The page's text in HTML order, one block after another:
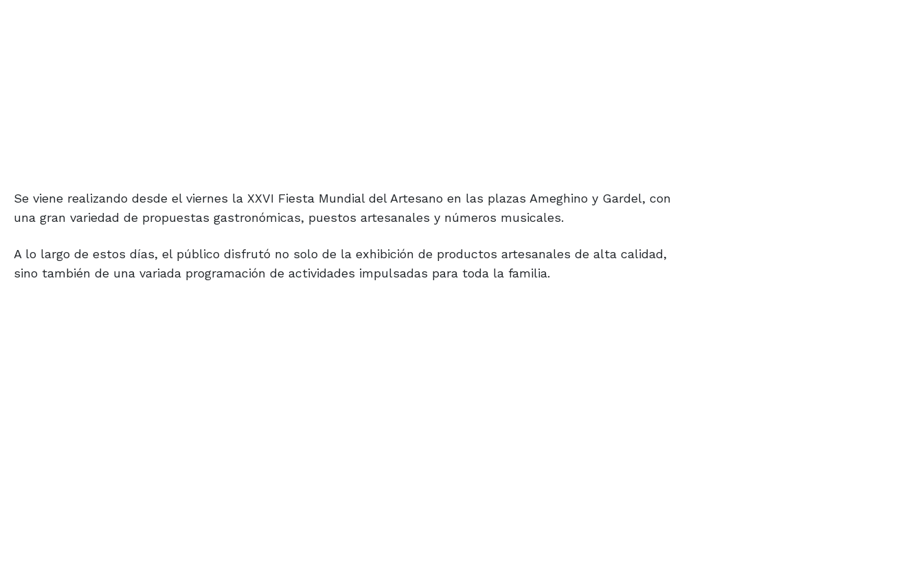
Se viene realizando desde el viernes la XXVI Fiesta Mundial del Artesano en las plazas Ameghino y Gardel, con
una gran variedad de propuestas gastronómicas, puestos artesanales y números musicales.
A lo largo de estos días, el público disfrutó no solo de la exhibición de productos artesanales de alta calidad,
sino también de una variada programación de actividades impulsadas para toda la familia.